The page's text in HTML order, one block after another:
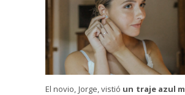
El novio, Jorge, vistió un traje azul